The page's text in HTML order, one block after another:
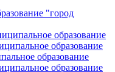
"город
образование
образование
образование
образование